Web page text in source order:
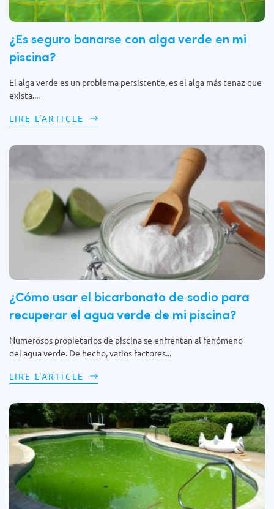
¿Es seguro banarse con alga verde en mi
piscina?
El alga verde es un problema persistente, es el alga más tenaz que
exista....
LIRE L'ARTICLE
¿Cómo usar el bicarbonato de sodio para
recuperar el agua verde de mi piscina?
Numerosos propietarios de piscina se enfrentan al fenómeno
del agua verde. De hecho, varios factores...
LIRE L'ARTICLE